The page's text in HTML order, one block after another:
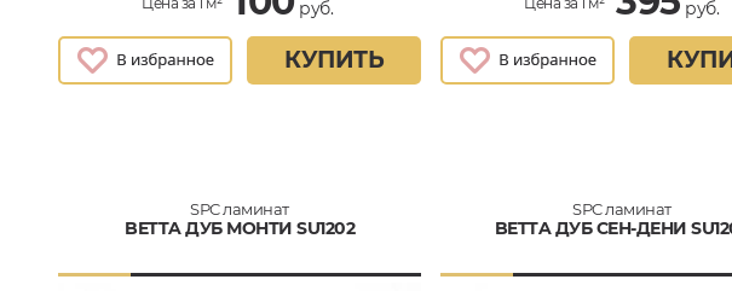
руб.
КУПИТЬ
руб.
SPC ламинат
BETTA ДУБ МОНТИ SU1202
SPC ламинат
BETTA ДУБ СЕН-ДЕНИ